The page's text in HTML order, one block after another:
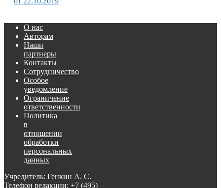
О нас
Авторам
Наши
партнеры
Контакты
Сотрудничество
Особое
уведомление
Ограничение
ответственности
Политика
в
отношении
обработки
персональных
данных
Учредитель: Генкин А. С.
Телефон редакции: +7 (495)